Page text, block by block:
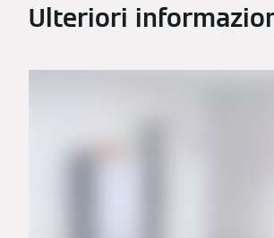
Ulteriori